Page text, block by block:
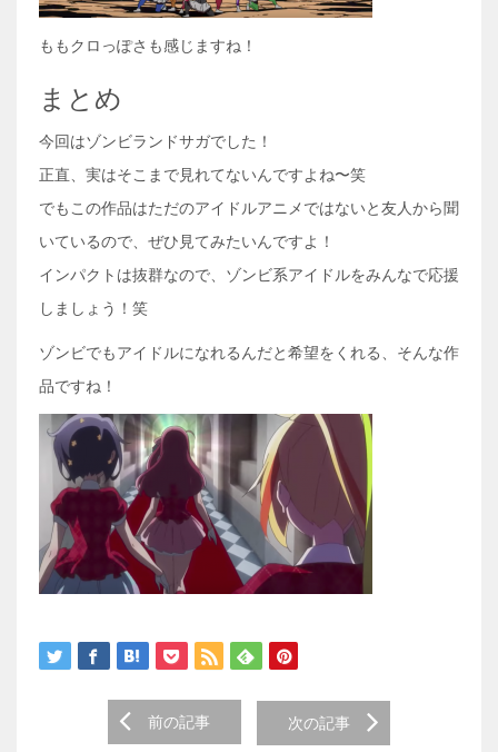
ももクロっぽさも感じますね！
まとめ
今回はゾンビランドサガでした！
正直、実はそこまで見れてないんですよね〜笑
でもこの作品はただのアイドルアニメではないと友人から聞
いているので、ぜひ見てみたいんですよ！
インパクトは抜群なので、ゾンビ系アイドルをみんなで応援
しましょう！笑
ゾンビでもアイドルになれるんだと希望をくれる、そんな作
品ですね！
前の記事 次の記事